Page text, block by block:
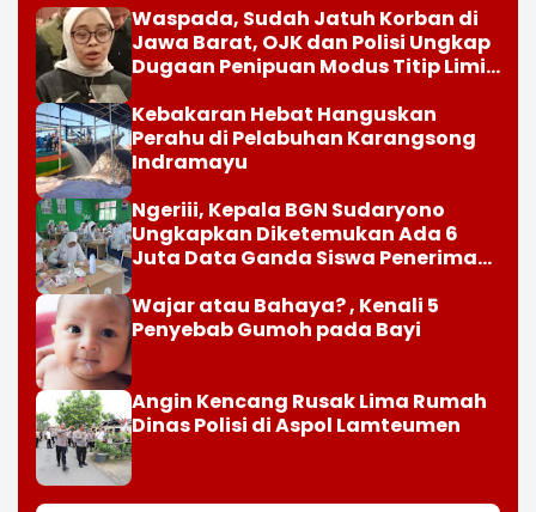
Waspada, Sudah Jatuh Korban di
Jawa Barat, OJK dan Polisi Ungkap
Dugaan Penipuan Modus Titip Limit
Kebakaran Hebat Hanguskan
Perahu di Pelabuhan Karangsong
Indramayu
Ngeriii, Kepala BGN Sudaryono
Ungkapkan Diketemukan Ada 6
Juta Data Ganda Siswa Penerima
Wajar atau Bahaya? , Kenali 5
Penyebab Gumoh pada Bayi
Angin Kencang Rusak Lima Rumah
Dinas Polisi di Aspol Lamteumen